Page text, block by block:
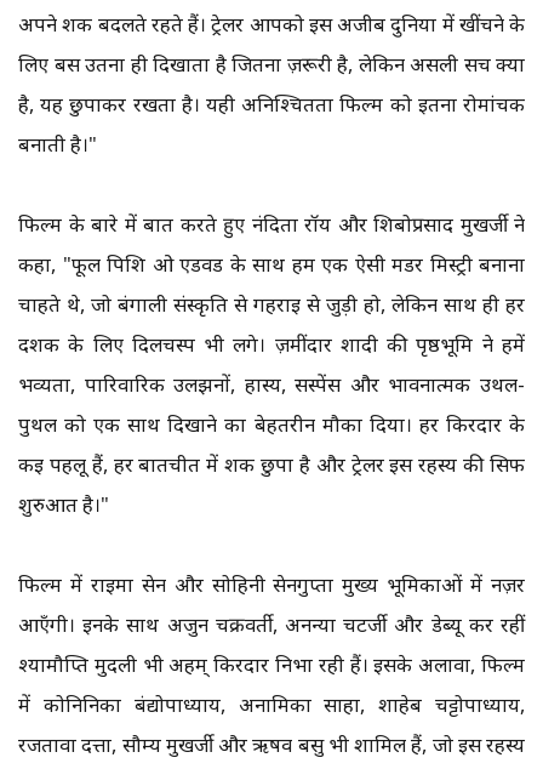
अपने शक बदलते रहते हैं। ट्रेलर आपको इस अजीब दुनिया में खींचने के
लिए बस उतना ही दिखाता है जितना ज़रूरी है, लेकिन असली सच क्या
है, यह छुपाकर रखता है। यही अनिश्चितता फिल्म को इतना रोमांचक
बनाती है।"
फिल्म के बारे में बात करते हुए नंदिता रॉय और शिबोप्रसाद मुखर्जी ने
कहा, "फूल पिशि ओ एडवर्ड के साथ हम एक ऐसी मर्डर मिस्ट्री बनाना
चाहते थे, जो बंगाली संस्कृति से गहराई से जुड़ी हो, लेकिन साथ ही हर
दर्शक के लिए दिलचस्प भी लगे। ज़मींदार शादी की पृष्ठभूमि ने हमें
भव्यता, पारिवारिक उलझनों, हास्य, सस्पेंस और भावनात्मक उथल-
पुथल को एक साथ दिखाने का बेहतरीन मौका दिया। हर किरदार के
कई पहलू हैं, हर बातचीत में शक छुपा है और ट्रेलर इस रहस्य की सिर्फ
शुरुआत है।"
फिल्म में राइमा सेन और सोहिनी सेनगुप्ता मुख्य भूमिकाओं में नज़र
आएँगी। इनके साथ अर्जुन चक्रवर्ती, अनन्या चटर्जी और डेब्यू कर रहीं
श्यामौप्ति मुदली भी अहम् किरदार निभा रही हैं। इसके अलावा, फिल्म
में कोनिनिका बंद्योपाध्याय, अनामिका साहा, शाहेब चट्टोपाध्याय,
रजतावा दत्ता, सौम्य मुखर्जी और ऋषव बसु भी शामिल हैं, जो इस रहस्य